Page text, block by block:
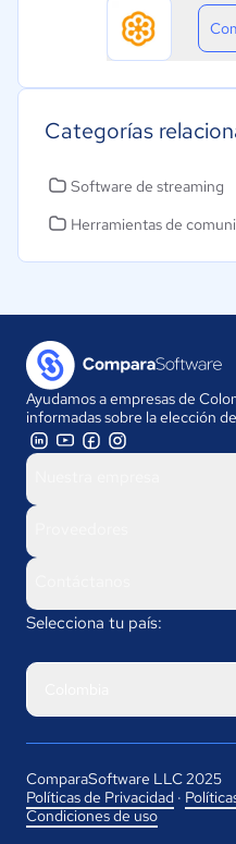
Categorías
Software de streaming
Herramientas de
Ayudamos a empresas de
informadas sobre la elección
Selecciona tu país:
ComparaSoftware LLC 2025
Políticas de Privacidad ·
Condiciones de uso